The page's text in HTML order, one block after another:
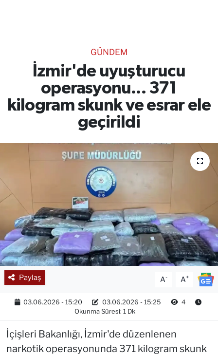
GÜNDEM
İzmir'de uyuşturucu
operasyonu... 371
kilogram skunk ve esrar ele
geçirildi
Paylaş A- A+
03.06.2026 - 15:20 03.06.2026 - 15:25
4
Okunma Süresi: 1 Dk
İçişleri Bakanlığı, İzmir'de düzenlenen
narkotik operasyonunda 371 kilogram skunk
RESMİ İLANLAR
Gencsesfm Canlı Dinle